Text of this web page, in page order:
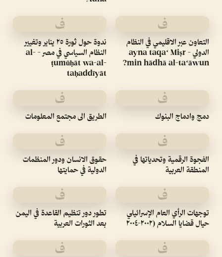
ف
التعاون عبر الاقليمي في النظام
الدولي - ayna taqaʻ Miṣr
min hādhā al-taʻāwun?
ف
ندوة حول ثورة ٢٥ يناير وتغيير
النظام السياسي في مصر - al-
ṭumūḥāt wa-al-
taḥaddīyāt
ف
دمج وادماج البنوك
ف
الطريق الى مجتمع المعلومات
ف
الفجوة الرقمية وتحدياتها في
المنطقة العربية
ف
حقوق الانسان ودور المنظمات
الدولية في حمايتها
ف
توجهات الرأي العام الإسرائيلي
حيال قضايا السلام (٢٠٠٢-٢٠٠٤
ف
تطور دور تنظيم القاعدة في اليمن
بعد الثورات العربية
ف ف